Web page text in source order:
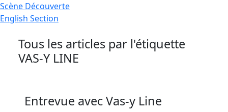
Scène Découverte
English Section
Tous les articles par l'étiquette
VAS-Y LINE
Entrevue avec Vas-y Line